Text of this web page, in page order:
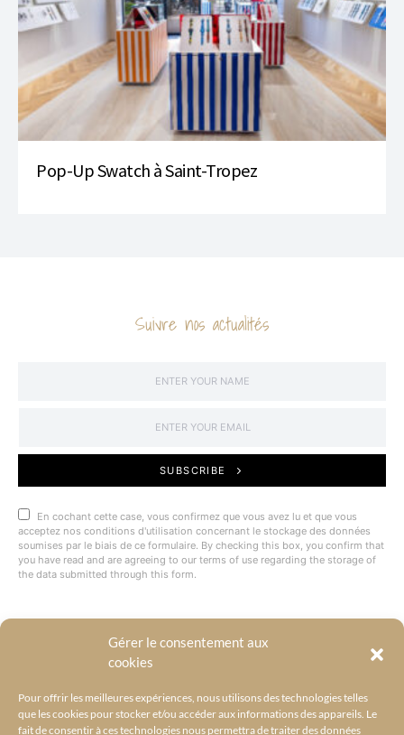
Gérer le consentement aux
cookies
Pour offrir les meilleures expériences, nous utilisons des technologies telles
que les cookies pour stocker et/ou accéder aux informations des appareils. Le
fait de consentir à ces technologies nous permettra de traiter des données
Pop-Up Swatch à Saint-Tropez
Suivre nos actualités
SUBSCRIBE
En cochant cette case, vous confirmez que vous avez lu et que vous
acceptez nos conditions d'utilisation concernant le stockage des données
soumises par le biais de ce formulaire. By checking this box, you confirm that
you have read and are agreeing to our terms of use regarding the storage of
the data submitted through this form.
@BYRACKEL